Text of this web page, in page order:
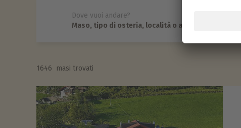
Dove vuoi andare?
1646 masi trovati